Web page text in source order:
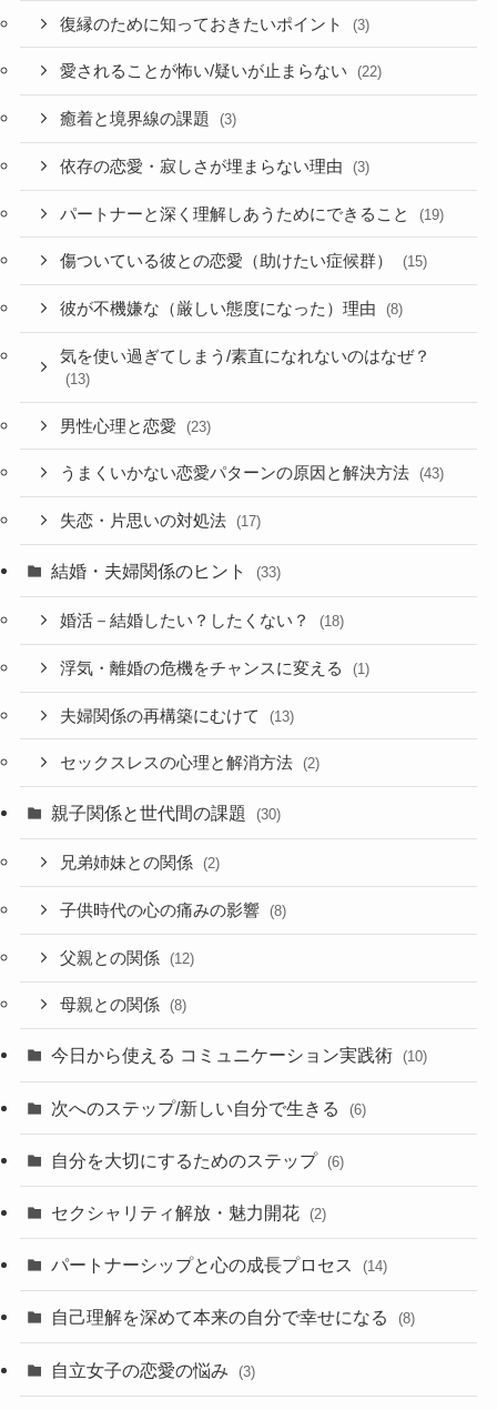
復縁のために知っておきたいポイント (3)
愛されることが怖い/疑いが止まらない (22)
癒着と境界線の課題 (3)
依存の恋愛・寂しさが埋まらない理由 (3)
パートナーと深く理解しあうためにできること (19)
傷ついている彼との恋愛（助けたい症候群） (15)
彼が不機嫌な（厳しい態度になった）理由 (8)
気を使い過ぎてしまう/素直になれないのはなぜ？
(13)
男性心理と恋愛 (23)
うまくいかない恋愛パターンの原因と解決方法 (43)
失恋・片思いの対処法 (17)
結婚・夫婦関係のヒント (33)
婚活－結婚したい？したくない？ (18)
浮気・離婚の危機をチャンスに変える (1)
夫婦関係の再構築にむけて (13)
セックスレスの心理と解消方法 (2)
親子関係と世代間の課題 (30)
兄弟姉妹との関係 (2)
子供時代の心の痛みの影響 (8)
父親との関係 (12)
母親との関係 (8)
今日から使える コミュニケーション実践術 (10)
次へのステップ/新しい自分で生きる (6)
自分を大切にするためのステップ (6)
セクシャリティ解放・魅力開花 (2)
パートナーシップと心の成長プロセス (14)
自己理解を深めて本来の自分で幸せになる (8)
自立女子の恋愛の悩み (3)